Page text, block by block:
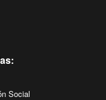
Social